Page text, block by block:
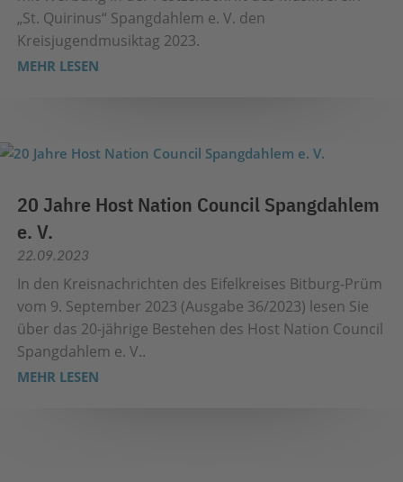
„St. Quirinus“ Spangdahlem e. V. den
Kreisjugendmusiktag 2023.
MEHR LESEN
20 Jahre Host Nation Council Spangdahlem
e. V.
22.09.2023
In den Kreisnachrichten des Eifelkreises Bitburg-Prüm
vom 9. September 2023 (Ausgabe 36/2023) lesen Sie
über das 20-jährige Bestehen des Host Nation Council
Spangdahlem e. V..
MEHR LESEN